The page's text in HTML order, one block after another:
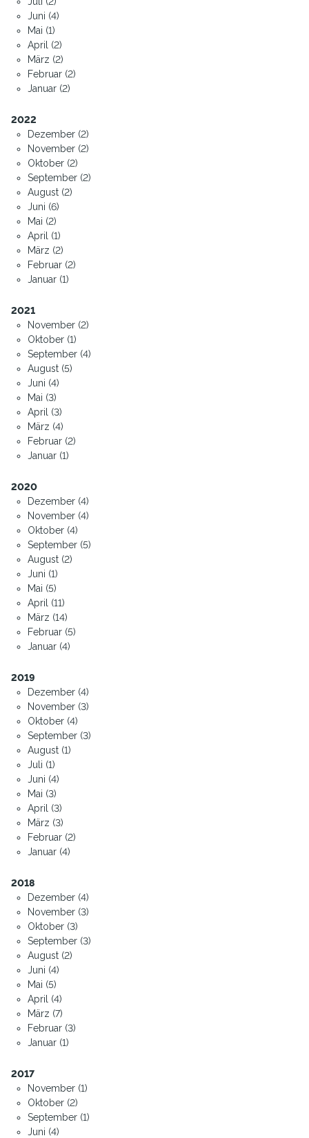
Juni (4)
Mai (1)
April (2)
März (2)
Februar (2)
Januar (2)
2022
Dezember (2)
November (2)
Oktober (2)
September (2)
August (2)
Juni (6)
Mai (2)
April (1)
März (2)
Februar (2)
Januar (1)
2021
November (2)
Oktober (1)
September (4)
August (5)
Juni (4)
Mai (3)
April (3)
März (4)
Februar (2)
Januar (1)
2020
Dezember (4)
November (4)
Oktober (4)
September (5)
August (2)
Juni (1)
Mai (5)
April (11)
März (14)
Februar (5)
Januar (4)
2019
Dezember (4)
November (3)
Oktober (4)
September (3)
August (1)
Juli (1)
Juni (4)
Mai (3)
April (3)
März (3)
Februar (2)
Januar (4)
2018
Dezember (4)
November (3)
Oktober (3)
September (3)
August (2)
Juni (4)
Mai (5)
April (4)
März (7)
Februar (3)
Januar (1)
2017
November (1)
Oktober (2)
September (1)
Juni (4)